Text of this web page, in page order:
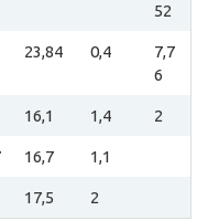
52
23,84 0,4
7,7
6
16,1 1,4 2
16,7 1,1
17,5 2